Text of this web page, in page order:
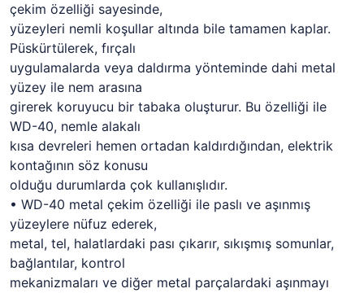
çekim özelliği sayesinde,
yüzeyleri nemli koşullar altında bile tamamen kaplar.
Püskürtülerek, fırçalı
uygulamalarda veya daldırma yönteminde dahi metal
yüzey ile nem arasına
girerek koruyucu bir tabaka oluşturur. Bu özelliği ile
WD-40, nemle alakalı
kısa devreleri hemen ortadan kaldırdığından, elektrik
kontağının söz konusu
olduğu durumlarda çok kullanışlıdır.
• WD-40 metal çekim özelliği ile paslı ve aşınmış
yüzeylere nüfuz ederek,
metal, tel, halatlardaki pası çıkarır, sıkışmış somunlar,
bağlantılar, kontrol
mekanizmaları ve diğer metal parçalardaki aşınmayı